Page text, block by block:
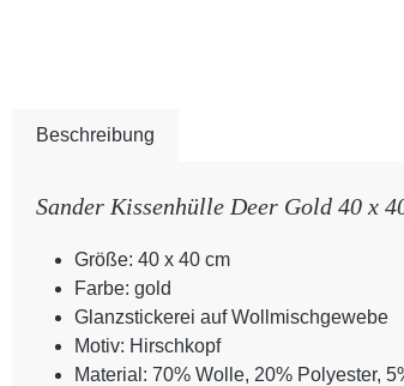
Beschreibung
Sander Kissenhülle Deer Gold 40 x
Größe: 40 x 40 cm
Farbe: gold
Glanzstickerei auf Wollmischgewebe
Motiv: Hirschkopf
Material: 70% Wolle, 20% Polyester,